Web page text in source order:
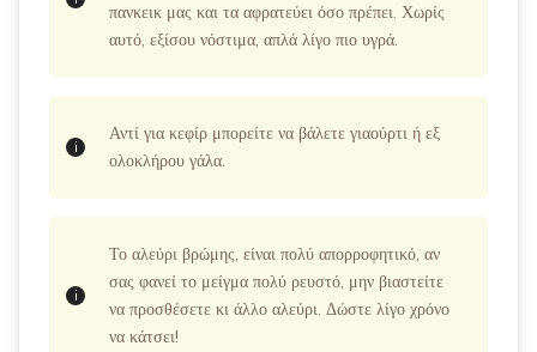
πανκεικ μας και τα αφρατεύει όσο πρέπει. Χωρίς
αυτό, εξίσου νόστιμα, απλά λίγο πιο υγρά.
Αντί για κεφίρ μπορείτε να βάλετε γιαούρτι ή εξ
ολοκλήρου γάλα.
Το αλεύρι βρώμης, είναι πολύ απορροφητικό, αν
σας φανεί το μείγμα πολύ ρευστό, μην βιαστείτε
να προσθέσετε κι άλλο αλεύρι. Δώστε λίγο χρόνο
να κάτσει!